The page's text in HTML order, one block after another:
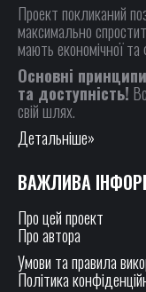
Проект покликаний
максимально
мають економічної та
Основні
та доступність!
свій шлях.
Детальніше»
ВАЖЛИВА
Про цей проект
Про автора
Умови та правила
Політика